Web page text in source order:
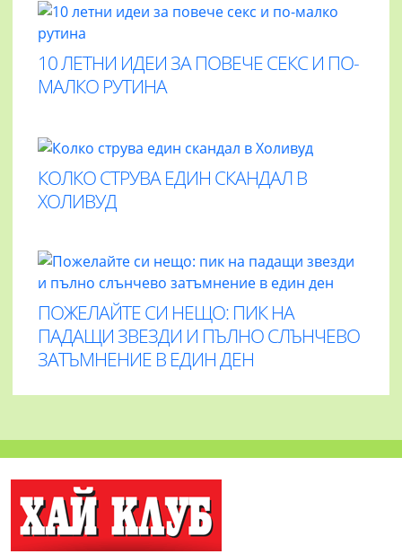
10 ЛЕТНИ ИДЕИ ЗА ПОВЕЧЕ СЕКС И ПО-
МАЛКО РУТИНА
КОЛКО СТРУВА ЕДИН СКАНДАЛ В
ХОЛИВУД
ПОЖЕЛАЙТЕ СИ НЕЩО: ПИК НА
ПАДАЩИ ЗВЕЗДИ И ПЪЛНО СЛЪНЧЕВО
ЗАТЪМНЕНИЕ В ЕДИН ДЕН